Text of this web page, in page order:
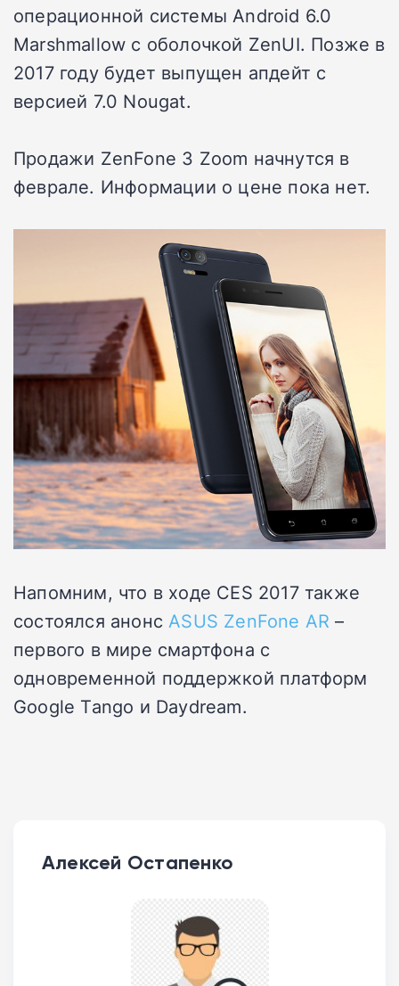
операционной системы Android 6.0
Marshmallow с оболочкой ZenUI. Позже в
2017 году будет выпущен апдейт с
версией 7.0 Nougat.
Продажи ZenFone 3 Zoom начнутся в
феврале. Информации о цене пока нет.
Напомним, что в ходе CES 2017 также
состоялся анонсASUS ZenFone AR –
первого в мире смартфона с
одновременной поддержкой платформ
Google Tango и Daydream.
Алексей Остапенко